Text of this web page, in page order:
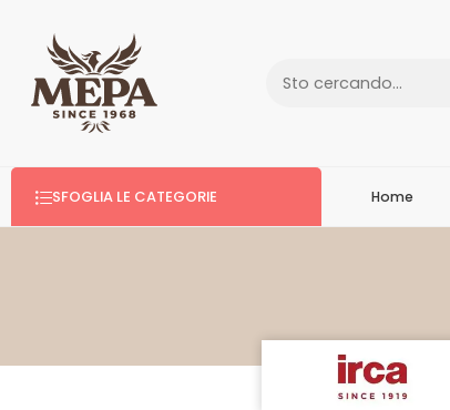
SFOGLIA LE CATEGORIE Home